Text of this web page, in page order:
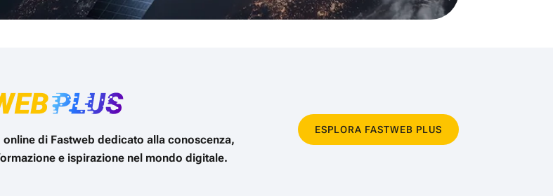
online di Fastweb dedicato alla conoscenza,
e ispirazione nel mondo digitale.
ESPLORA FASTWEB PLUS